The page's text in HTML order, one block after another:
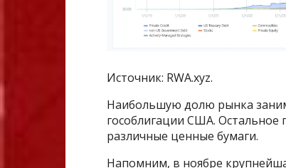
Источник: RWA.xyz.
Наибольшую долю рынка
гособлигации США.
различные ценные бумаги.
Напомним, в ноябре